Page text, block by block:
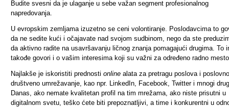
Budite svesni da je ulaganje u sebe važan segment profesionalnog
napredovanja.
U evropskim zemljama izuzetno se ceni volontiranje. Poslodavcima to
da ne sedite kući i očajavate nad svojom sudbinom, nego da ste
da aktivno radite na usavršavanju ličnog znanja pomagajući drugima. To
takođe govori i o vašim interesima koji su važni za određeno radno
Najlakše je iskoristiti prednosti online alata za pretragu poslova i
društveno umrežavanje, kao npr. LinkedIn, Facebook, Twitter i mnogi
Danas, ako nemate kvalitetan profil na tim mrežama, ako niste prisutni u
digitalnom svetu, teško ćete biti prepoznatljivi, a time i konkurentni u